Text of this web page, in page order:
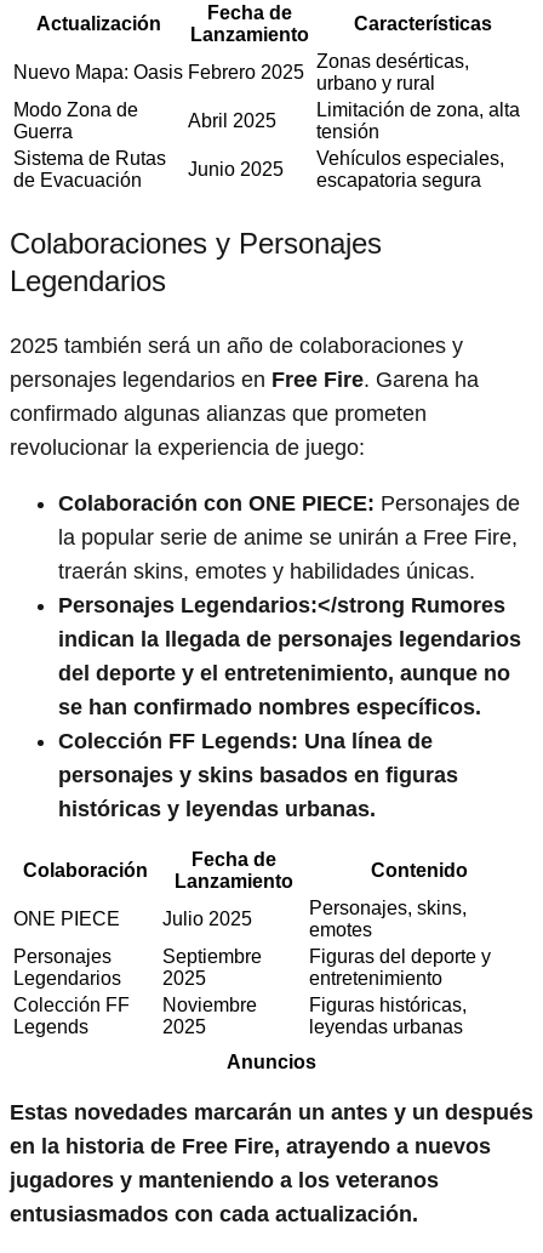
Actualización
Fecha de
Lanzamiento
Características
Nuevo Mapa: Oasis Febrero 2025
Zonas desérticas,
urbano y rural
Modo Zona de
Guerra
Abril 2025
Limitación de zona, alta
tensión
Sistema de Rutas
de Evacuación
Junio 2025
Vehículos especiales,
escapatoria segura
Colaboraciones y Personajes
Legendarios
2025 también será un año de colaboraciones y
personajes legendarios en Free Fire. Garena ha
confirmado algunas alianzas que prometen
revolucionar la experiencia de juego:
Colaboración con ONE PIECE: Personajes de
la popular serie de anime se unirán a Free Fire,
traerán skins, emotes y habilidades únicas.
Personajes Legendarios:</strong Rumores
indican la llegada de personajes legendarios
del deporte y el entretenimiento, aunque no
se han confirmado nombres específicos.
Colección FF Legends: Una línea de
personajes y skins basados en figuras
históricas y leyendas urbanas.
Colaboración
Fecha de
Lanzamiento
Contenido
ONE PIECE Julio 2025
Personajes, skins,
emotes
Personajes
Legendarios
Septiembre
2025
Figuras del deporte y
entretenimiento
Colección FF
Legends
Noviembre
2025
Figuras históricas,
leyendas urbanas
Anuncios
Estas novedades marcarán un antes y un después
en la historia de Free Fire, atrayendo a nuevos
jugadores y manteniendo a los veteranos
entusiasmados con cada actualización.